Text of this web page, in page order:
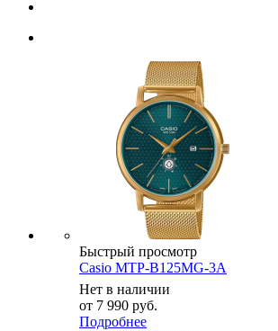
Быстрый просмотр
Casio MTP-B125MG-3A
Нет в наличии
от 7 990 руб.
Подробнее